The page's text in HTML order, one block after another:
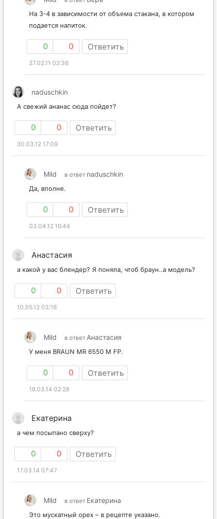
На 3-4 в зависимости от объема стакана, в котором
подается напиток.
0 0 Ответить
27.02.11 02:36
naduschkin
А свежий ананас сюда пойдет?
0 0 Ответить
30.03.12 17:09
Mild в ответ naduschkin
Да, вполне.
0 0 Ответить
03.04.12 16:44
Анастасия
а какой у вас блендер? Я поняла, чтоб браун..а модель?
0 0 Ответить
10.05.12 03:16
Mild в ответ Анастасия
У меня BRAUN MR 6550 M FP.
0 0 Ответить
18.03.14 02:28
Екатерина
а чем посыпано сверху?
0 0 Ответить
17.03.14 07:47
Mild в ответ Екатерина
Это мускатный орех – в рецепте указано.